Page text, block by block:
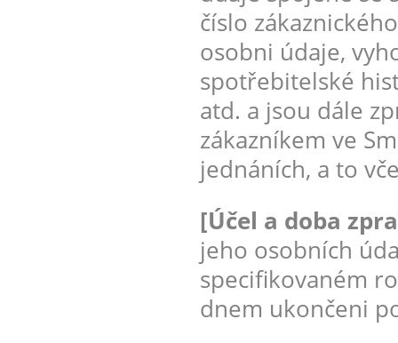
číslo
osobni údaje,
spotřebitelské
atd. a jsou dále
zákazníkem ve
jednáních, a to
[Účel a doba
jeho osobních
specifikovaném
dnem ukončeni